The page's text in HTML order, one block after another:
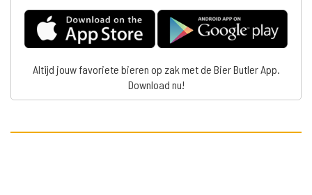
Altijd jouw favoriete bieren op zak met de Bier Butler App.
Download nu!